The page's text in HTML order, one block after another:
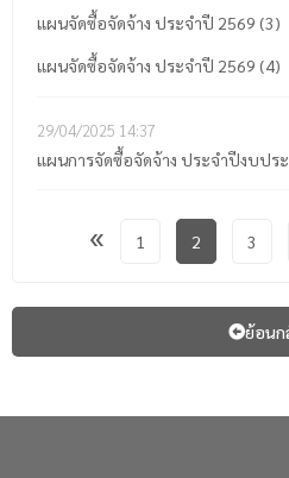
แผนจัดซื้อจัดจ้าง ประจำปี 2569 (3)
แผนจัดซื้อจัดจ้าง ประจำปี 2569 (4)
29/04/2025 14:37
แผนการจัดซื้อจัดจ้าง ประจำปีงบปร
« 1 2 3
ย้อนก